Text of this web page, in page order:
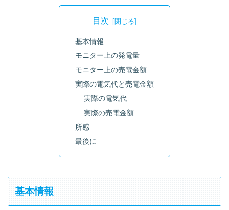
目次
基本情報
モニター上の発電量
モニター上の売電金額
実際の電気代と売電金額
実際の電気代
実際の売電金額
所感
最後に
基本情報